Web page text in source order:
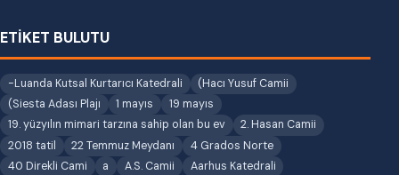
ETİKET BULUTU
-Luanda Kutsal Kurtarıcı Katedrali
(Hacı Yusuf Camii
(Siesta Adası Plajı
1 mayıs
19 mayıs
19. yüzyılın mimari tarzına sahip olan bu ev
2. Hasan Camii
2018 tatil
22 Temmuz Meydanı
4 Grados Norte
40 Direkli Cami
a A.S. Camii
Aarhus Katedrali